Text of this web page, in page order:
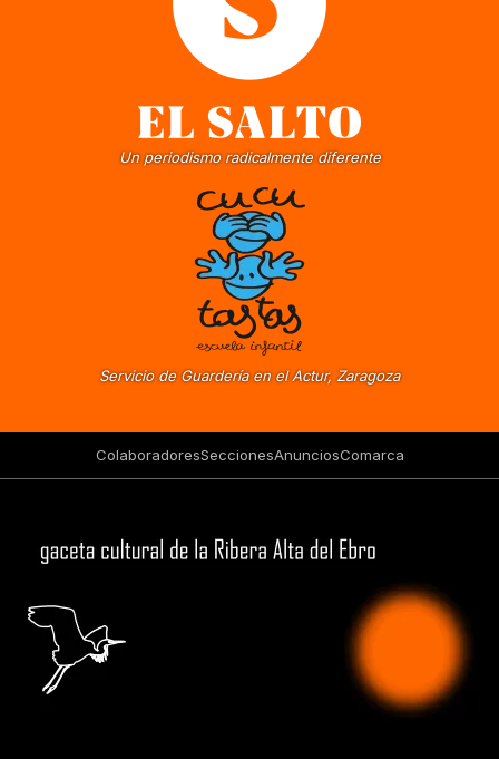
Un periodismo radicalmente diferente
Servicio de Guardería en el Actur, Zaragoza
ColaboradoresSeccionesAnunciosComarca